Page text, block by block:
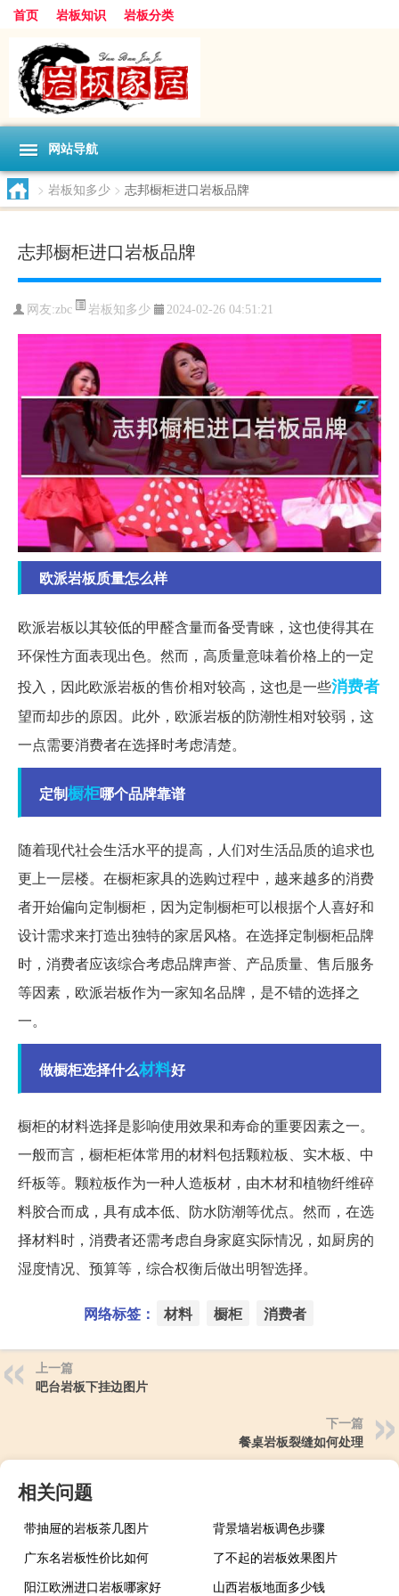
首页 岩板知识 岩板分类
网站导航
> 岩板知多少 > 志邦橱柜进口岩板品牌
志邦橱柜进口岩板品牌
网友:zbc 岩板知多少 2024-02-26 04:51:21
欧派岩板质量怎么样
欧派岩板以其较低的甲醛含量而备受青睐，这也使得其在
环保性方面表现出色。然而，高质量意味着价格上的一定
投入，因此欧派岩板的售价相对较高，这也是一些消费者
望而却步的原因。此外，欧派岩板的防潮性相对较弱，这
一点需要消费者在选择时考虑清楚。
定制橱柜哪个品牌靠谱
随着现代社会生活水平的提高，人们对生活品质的追求也
更上一层楼。在橱柜家具的选购过程中，越来越多的消费
者开始偏向定制橱柜，因为定制橱柜可以根据个人喜好和
设计需求来打造出独特的家居风格。在选择定制橱柜品牌
时，消费者应该综合考虑品牌声誉、产品质量、售后服务
等因素，欧派岩板作为一家知名品牌，是不错的选择之
一。
做橱柜选择什么材料好
橱柜的材料选择是影响使用效果和寿命的重要因素之一。
一般而言，橱柜柜体常用的材料包括颗粒板、实木板、中
纤板等。颗粒板作为一种人造板材，由木材和植物纤维碎
料胶合而成，具有成本低、防水防潮等优点。然而，在选
择材料时，消费者还需考虑自身家庭实际情况，如厨房的
湿度情况、预算等，综合权衡后做出明智选择。
网络标签： 材料 橱柜 消费者
上一篇
吧台岩板下挂边图片
下一篇
餐桌岩板裂缝如何处理
相关问题
带抽屉的岩板茶几图片
背景墙岩板调色步骤
广东名岩板性价比如何
了不起的岩板效果图片
阳江欧洲进口岩板哪家好
山西岩板地面多少钱